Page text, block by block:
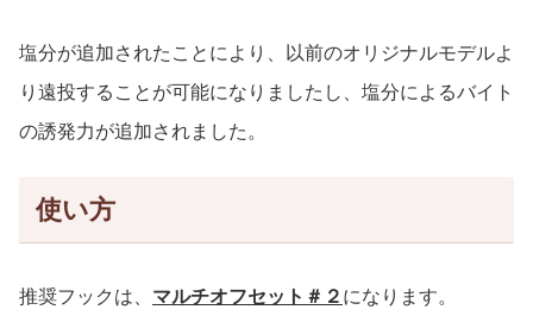
塩分が追加されたことにより、以前のオリジナルモデルよ
り遠投することが可能になりましたし、塩分によるバイト
の誘発力が追加されました。
使い方
推奨フックは、 マルチオフセット＃２ になります。